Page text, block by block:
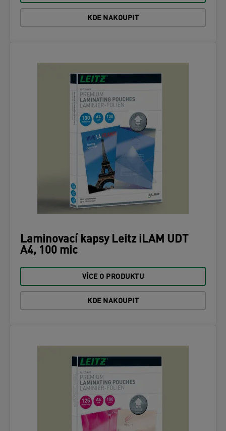
KDE NAKOUPIT
Laminovací kapsy Leitz iLAM UDT
A4, 100 mic
VÍCE O PRODUKTU
KDE NAKOUPIT